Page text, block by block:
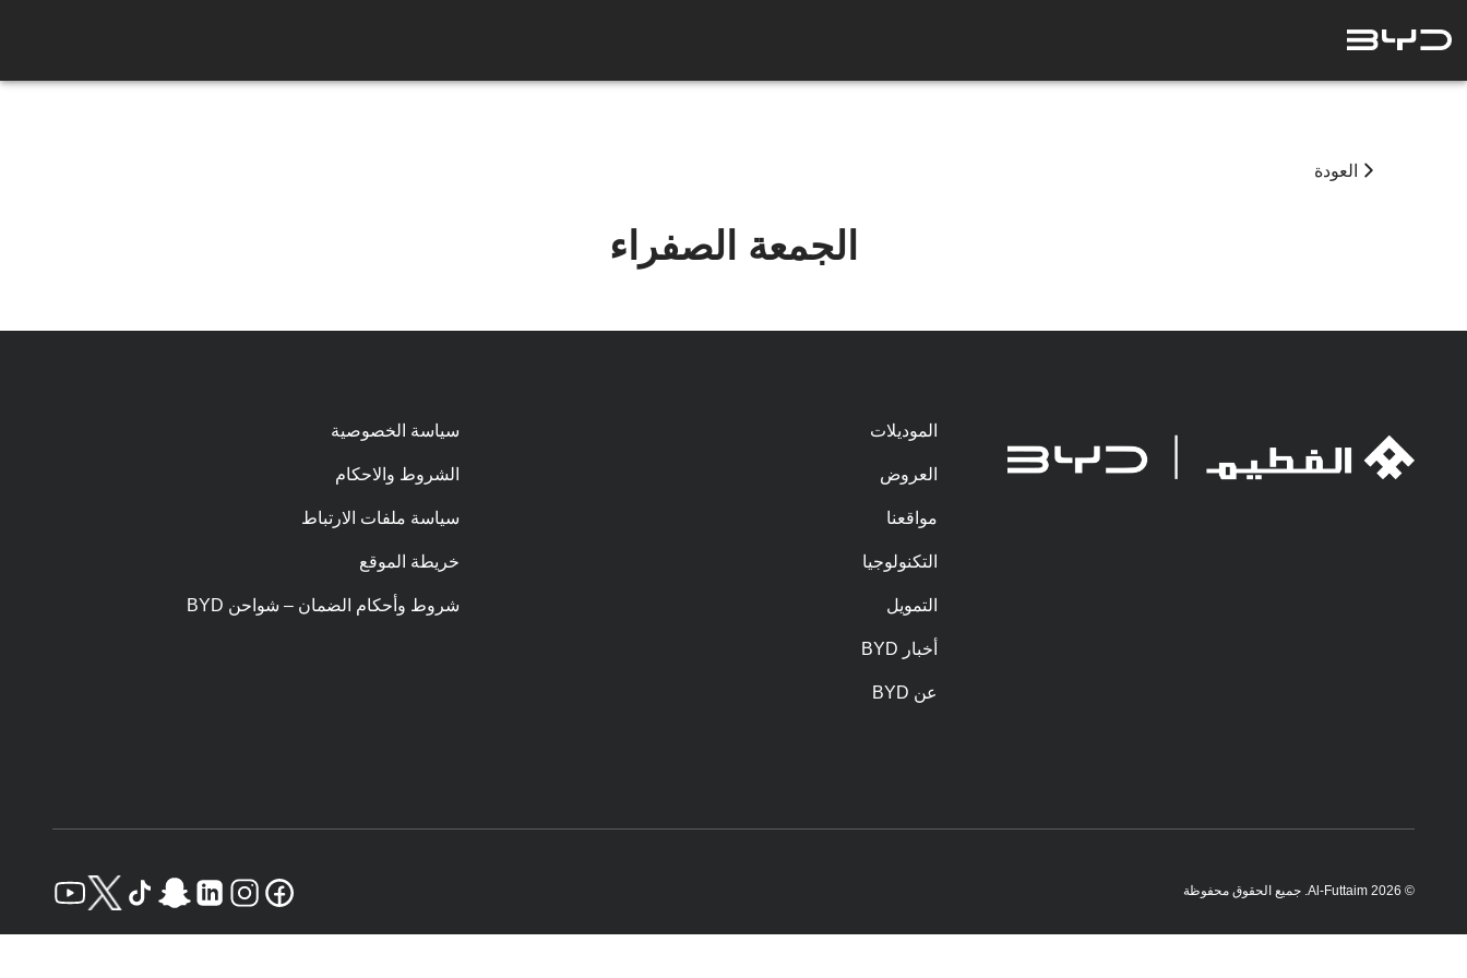
العودة
الجمعة الصفراء
الموديلات
العروض
مواقعنا
التكنولوجيا
التمويل
أخبار BYD
عن BYD
سياسة الخصوصية
الشروط والاحكام
سياسة ملفات الارتباط
خريطة الموقع
شروط وأحكام الضمان – شواحن BYD
© Al-Futtaim 2026. جميع الحقوق محفوظة